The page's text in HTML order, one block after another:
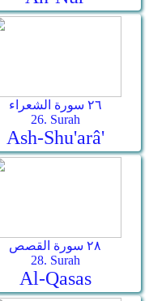
٢٦ سورة الشعراء
26. Surah
Ash-Shu'arâ'
٢٨ سورة القصص
28. Surah
Al-Qasas